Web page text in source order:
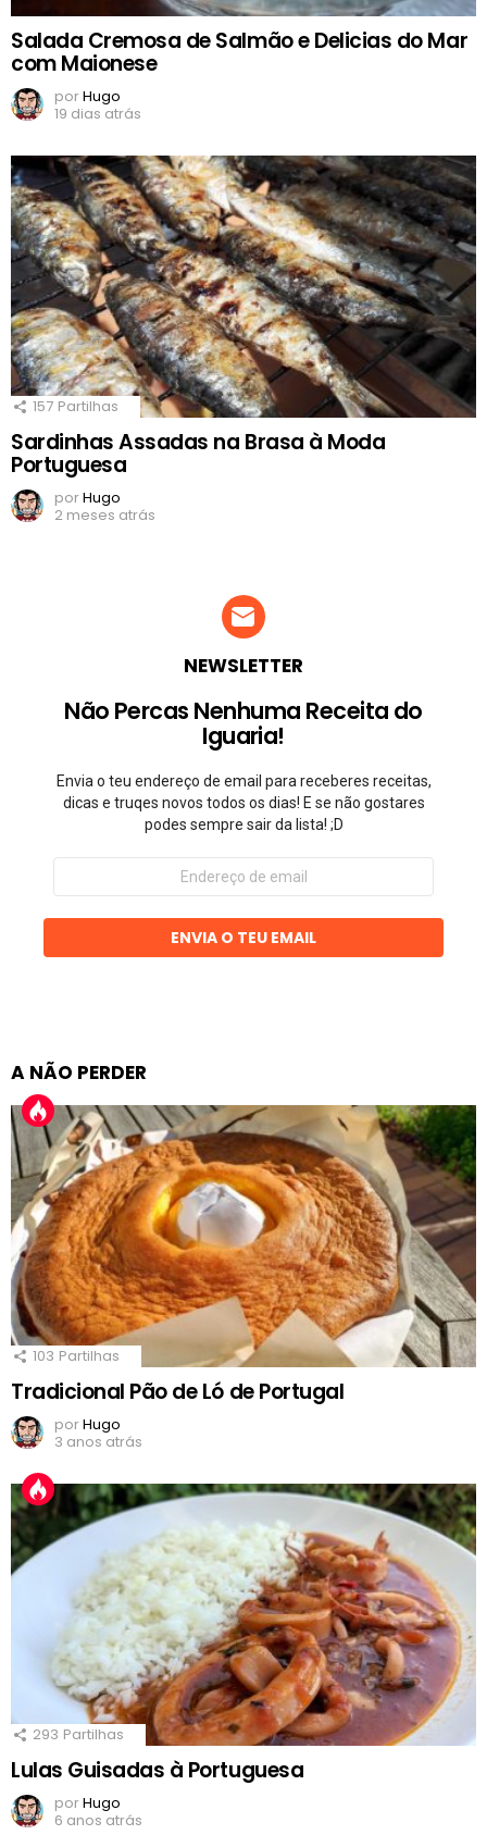
Salada Cremosa de Salmão e Delicias do Mar
com Maionese
porHugo
19 dias atrás
157 Partilhas
Sardinhas Assadas na Brasa à Moda
Portuguesa
porHugo
2 meses atrás
NEWSLETTER
Não Percas Nenhuma Receita do
Iguaria!
Envia o teu endereço de email para receberes receitas,
dicas e truqes novos todos os dias! E se não gostares
podes sempre sair da lista! ;D
Endereço
email
ENVIA O TEU EMAIL
A NÃO PERDER
103 Partilhas
Tradicional Pão de Ló de Portugal
porHugo
3 anos atrás
293 Partilhas
Lulas Guisadas à Portuguesa
porHugo
6 anos atrás